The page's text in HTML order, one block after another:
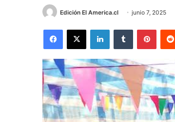
Edición El America.cl junio 7, 2025
Facebook
X LinkedInTumblr